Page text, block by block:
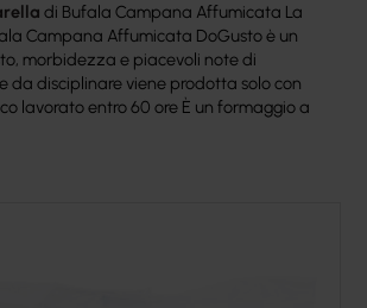
di Bufala Campana Affumicata La
Campana Affumicata DoGusto è un
morbidezza e piacevoli note di
da disciplinare viene prodotta solo con
lavorato entro 60 ore È un formaggio a